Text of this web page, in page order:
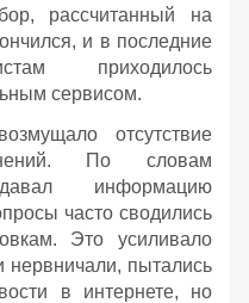
рассчитанный на
и в последние
приходилось
сервисом.
отсутствие
По словам
информацию
часто сводились
Это усиливало
пытались
в интернете, но